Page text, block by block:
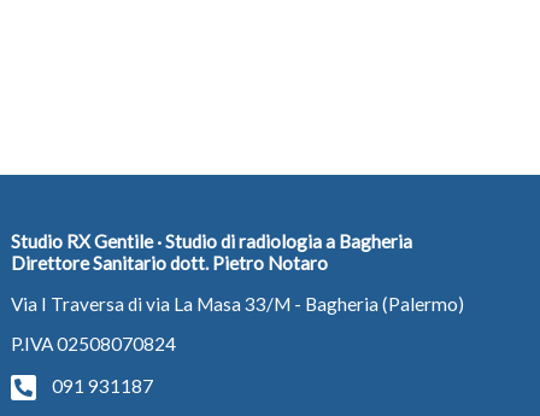
Studio RX Gentile · Studio di radiologia a Bagheria
Direttore Sanitario dott. Pietro Notaro
Via I Traversa di via La Masa 33/M - Bagheria (Palermo)
P.IVA 02508070824
091 931187